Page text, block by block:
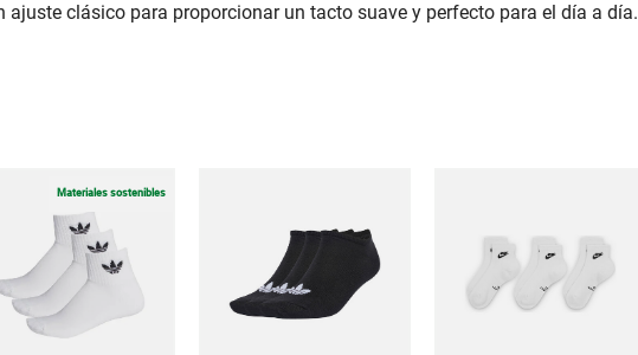
ajuste clásico para proporcionar un tacto suave y perfecto para el día a día.
Materiales sostenibles